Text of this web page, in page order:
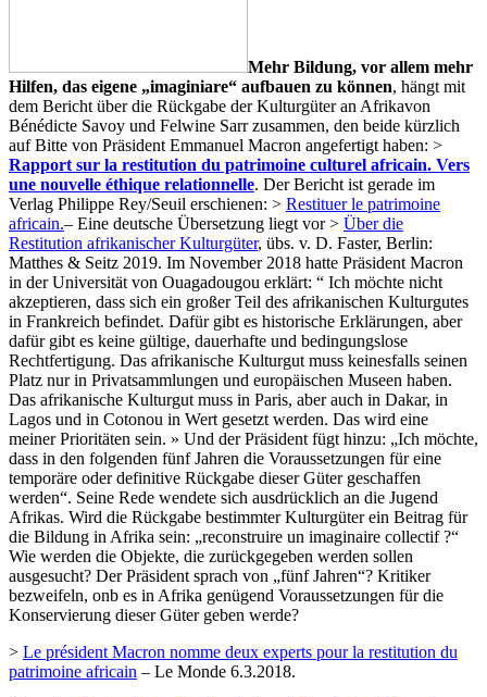
Mehr Bildung, vor allem mehr
Hilfen, das eigene „imaginiare“ aufbauen zu können, hängt mit
dem Bericht über die Rückgabe der Kulturgüter an Afrikavon
Bénédicte Savoy und Felwine Sarr zusammen, den beide kürzlich
auf Bitte von Präsident Emmanuel Macron angefertigt haben: >
Rapport sur la restitution du patrimoine culturel africain. Vers
une nouvelle éthique relationnelle. Der Bericht ist gerade im
Verlag Philippe Rey/Seuil erschienen: > Restituer le patrimoine
africain.– Eine deutsche Übersetzung liegt vor > Über die
Restitution afrikanischer Kulturgüter, übs. v. D. Faster, Berlin:
Matthes & Seitz 2019. Im November 2018 hatte Präsident Macron
in der Universität von Ouagadougou erklärt: “ Ich möchte nicht
akzeptieren, dass sich ein großer Teil des afrikanischen Kulturgutes
in Frankreich befindet. Dafür gibt es historische Erklärungen, aber
dafür gibt es keine gültige, dauerhafte und bedingungslose
Rechtfertigung. Das afrikanische Kulturgut muss keinesfalls seinen
Platz nur in Privatsammlungen und europäischen Museen haben.
Das afrikanische Kulturgut muss in Paris, aber auch in Dakar, in
Lagos und in Cotonou in Wert gesetzt werden. Das wird eine
meiner Prioritäten sein. » Und der Präsident fügt hinzu: „Ich möchte,
dass in den folgenden fünf Jahren die Voraussetzungen für eine
temporäre oder definitive Rückgabe dieser Güter geschaffen
werden“. Seine Rede wendete sich ausdrücklich an die Jugend
Afrikas. Wird die Rückgabe bestimmter Kulturgüter ein Beitrag für
die Bildung in Afrika sein: „reconstruire un imaginaire collectif ?“
Wie werden die Objekte, die zurückgegeben werden sollen
ausgesucht? Der Präsident sprach von „fünf Jahren“? Kritiker
bezweifeln, onb es in Afrika genügend Voraussetzungen für die
Konservierung dieser Güter geben werde?
> Le président Macron nomme deux experts pour la restitution du
patrimoine africain – Le Monde 6.3.2018.